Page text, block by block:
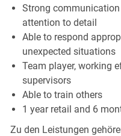
Strong
attention to detail
Able to respond
unexpected situations
Team player, working
supervisors
Able to train others
1 year retail and 6
Zu den Leistungen